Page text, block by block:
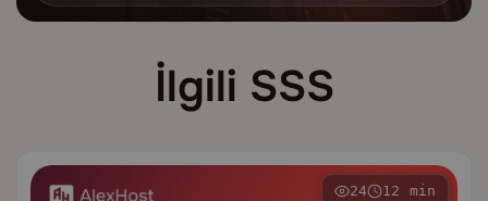
İlgili SSS
24 12 min